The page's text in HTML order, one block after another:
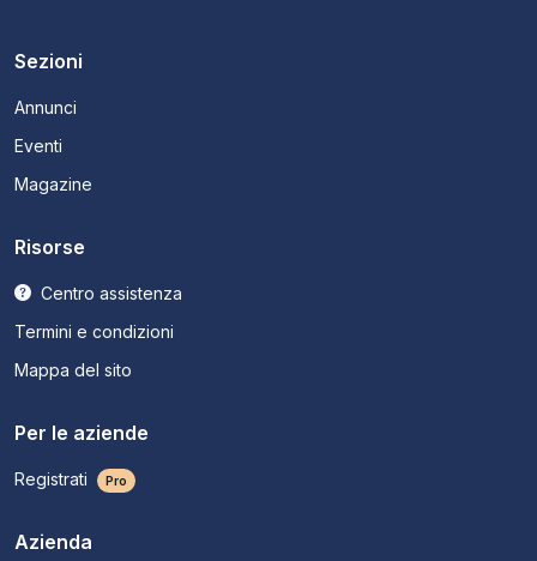
Sezioni
Annunci
Eventi
Magazine
Risorse
Centro assistenza
Termini e condizioni
Mappa del sito
Per le aziende
Registrati Pro
Azienda